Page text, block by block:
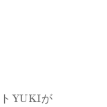
YUKIが